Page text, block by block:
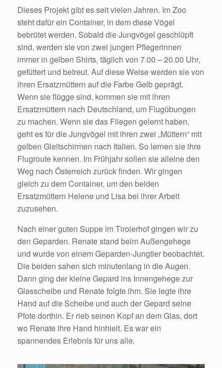
Dieses Projekt gibt es seit vielen Jahren. Im Zoo
steht dafür ein Container, in dem diese Vögel
bebrütet werden. Sobald die Jungvögel geschlüpft
sind, werden sie von zwei jungen Pflegerinnen
immer in gelben Shirts, täglich von 7.00 – 20.00 Uhr,
gefüttert und betreut. Auf diese Weise werden sie von
ihren Ersatzmüttern auf die Farbe Gelb geprägt.
Wenn sie flügge sind, kommen sie mit ihren
Ersatzmüttern nach Deutschland, um Flugübungen
zu machen. Wenn sie das Fliegen gelernt haben,
geht es für die Jungvögel mit ihren zwei „Müttern“ mit
gelben Gleitschirmen nach Italien. So lernen sie ihre
Flugroute kennen. Im Frühjahr sollen sie alleine den
Weg nach Österreich zurück finden. Wir gingen
gleich zu dem Container, um den beiden
Ersatzmüttern Helene und Lisa bei ihrer Arbeit
zuzusehen.
Nach einer guten Suppe im Tirolerhof gingen wir zu
den Geparden. Renate stand beim Außengehege
und wurde von einem Geparden-Jungtier beobachtet.
Die beiden sahen sich minutenlang in die Augen.
Dann ging der kleine Gepard ins Innengehege zur
Glasscheibe und Renate folgte ihm. Sie legte ihre
Hand auf die Scheibe und auch der Gepard seine
Pfote dorthin. Er rieb seinen Kopf an dem Glas, dort
wo Renate ihre Hand hinhielt. Es war ein
spannendes Erlebnis für uns alle.